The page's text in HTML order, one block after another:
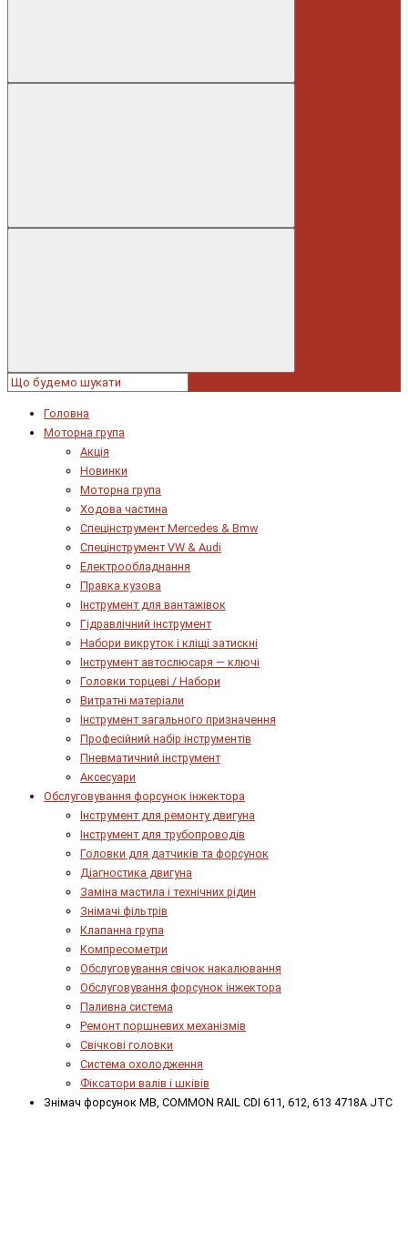
Головна
Моторна група
Акція
Новинки
Моторна група
Ходова частина
Спецінструмент Mercedes & Bmw
Спецінструмент VW & Audi
Електрообладнання
Правка кузова
Інструмент для вантажівок
Гідравлічний інструмент
Набори викруток і кліщі затискні
Інструмент автослюсаря — ключі
Головки торцеві / Набори
Витратні матеріали
Інструмент загального призначення
Професійний набір інструментів
Пневматичний інструмент
Аксесуари
Обслуговування форсунок інжектора
Інструмент для ремонту двигуна
Інструмент для трубопроводів
Головки для датчиків та форсунок
Діагностика двигуна
Заміна мастила і технічних рідин
Знімачі фільтрів
Клапанна група
Компресометри
Обслуговування свічок накалювання
Обслуговування форсунок інжектора
Паливна система
Ремонт поршневих механізмів
Свічкові головки
Система охолодження
Фіксатори валів і шківів
Знімач форсунок MB, COMMON RAIL CDI 611, 612, 613 4718A JTC